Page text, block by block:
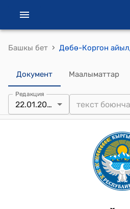
Башкы бет ›
Документ Маалыматтар
Редакция
22.01.2026